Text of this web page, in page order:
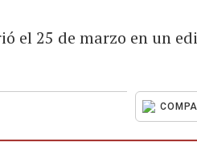
el 25 de marzo en un